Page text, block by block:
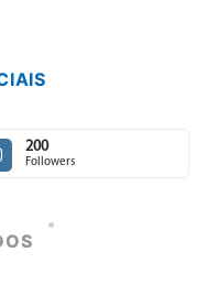
200
Followers